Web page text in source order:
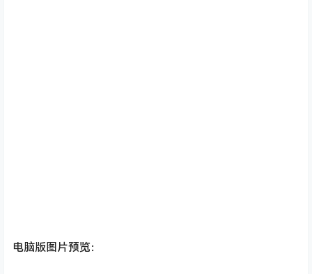
电脑版图片预览：